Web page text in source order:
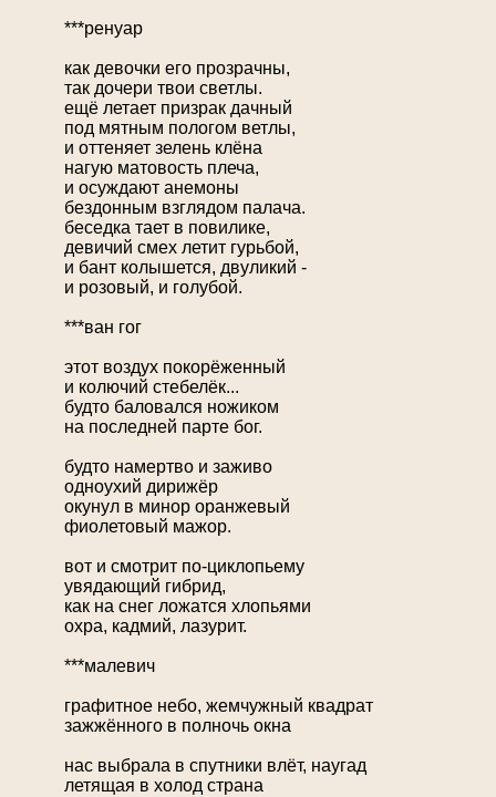
***ренуар
как девочки его прозрачны,
так дочери твои светлы.
ещё летает призрак дачный
под мятным пологом ветлы,
и оттеняет зелень клёна
нагую матовость плеча,
и осуждают анемоны
бездонным взглядом палача.
беседка тает в повилике,
девичий смех летит гурьбой,
и бант колышется, двуликий -
и розовый, и голубой.
***ван гог
этот воздух покорёженный
и колючий стебелёк...
будто баловался ножиком
на последней парте бог.
будто намертво и заживо
одноухий дирижёр
окунул в минор оранжевый
фиолетовый мажор.
вот и смотрит по-циклопьему
увядающий гибрид,
как на снег ложатся хлопьями
охра, кадмий, лазурит.
***малевич
графитное небо, жемчужный квадрат
зажжённого в полночь окна
нас выбрала в спутники влёт, наугад
летящая в холод страна